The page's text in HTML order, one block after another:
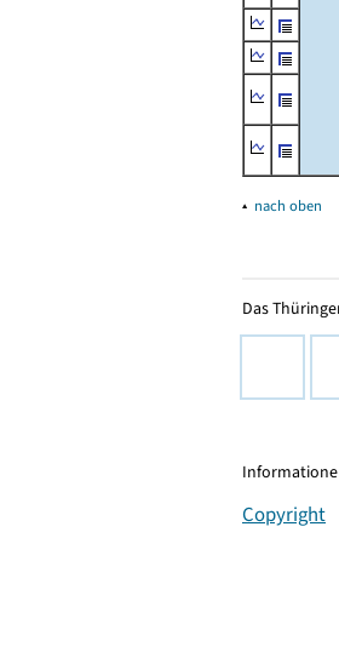
▴ nach oben
Das
Copyright